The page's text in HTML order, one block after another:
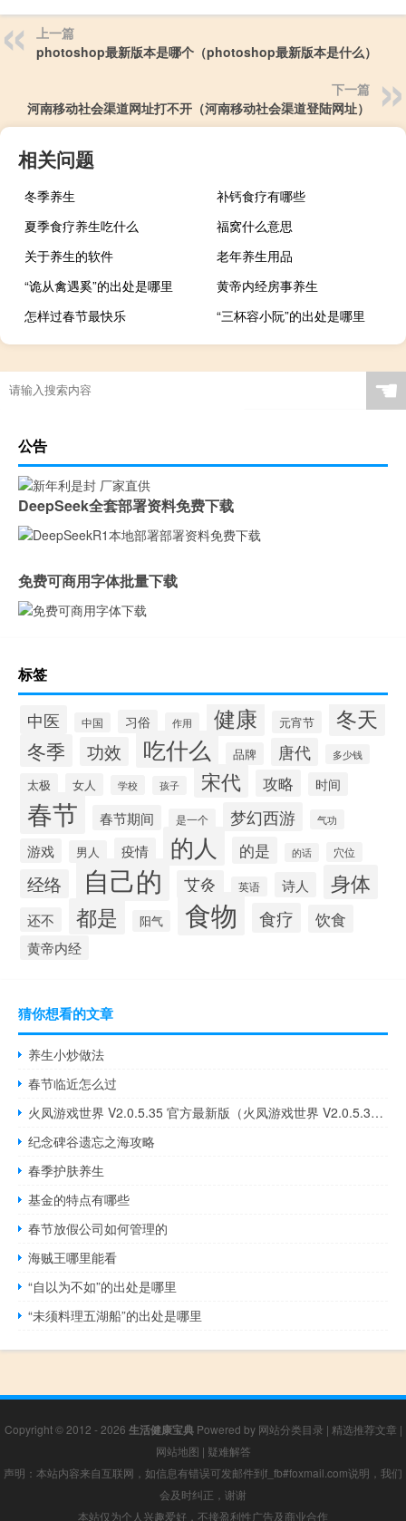
上一篇
photoshop最新版本是哪个（photoshop最新版本是什么）
下一篇
河南移动社会渠道网址打不开（河南移动社会渠道登陆网址）
相关问题
冬季养生
补钙食疗有哪些
夏季食疗养生吃什么
福窝什么意思
关于养生的软件
老年养生用品
“诡从禽遇奚”的出处是哪里
黄帝内经房事养生
怎样过春节最快乐
“三杯容小阮”的出处是哪里
☚
公告
DeepSeek全套部署资料免费下载
免费可商用字体批量下载
标签
中医 中国 习俗 作用 健康 元宵节 冬天
冬季 功效 吃什么 品牌 唐代 多少钱
太极 女人 学校 孩子 宋代 攻略 时间
春节 春节期间 是一个 梦幻西游 气功
游戏 男人 疫情 的人 的是 的话 穴位
经络 自己的 艾灸 英语 诗人 身体
还不 都是 阳气 食物 食疗 饮食
黄帝内经
猜你想看的文章
养生小炒做法
春节临近怎么过
火凤游戏世界 V2.0.5.35 官方最新版（火凤游戏世界 V2.0.5.35 官方最新版功能简介）
纪念碑谷遗忘之海攻略
春季护肤养生
基金的特点有哪些
春节放假公司如何管理的
海贼王哪里能看
“自以为不如”的出处是哪里
“未须料理五湖船”的出处是哪里
Copyright © 2012 - 2026 生活健康宝典Powered by 网站分类目录 | 精选推荐文章 |
网站地图 | 疑难解答
声明：本站内容来自互联网，如信息有错误可发邮件到f_fb#foxmail.com说明，我们
会及时纠正，谢谢
本站仅为个人兴趣爱好，不接盈利性广告及商业合作